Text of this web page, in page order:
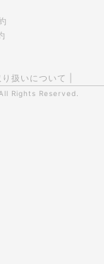
扱いについて
All Rights Reserved.